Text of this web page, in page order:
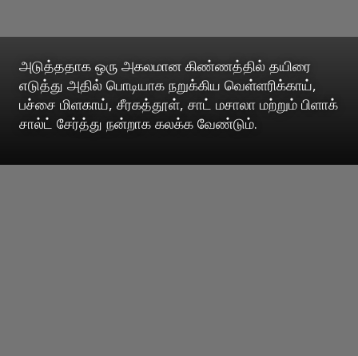
அடுத்ததாக ஒரு அகலமான கிண்ணத்தில் தயிரை
எடுத்து அதில் பொடியாக நறுக்கிய வெள்ளரிக்காய்,
பச்சை மிளகாய், சீரகத்தூள், சாட் மசாலா மற்றும் பிளாக்
சால்ட் சேர்த்து நன்றாக கலக்க வேண்டும்.